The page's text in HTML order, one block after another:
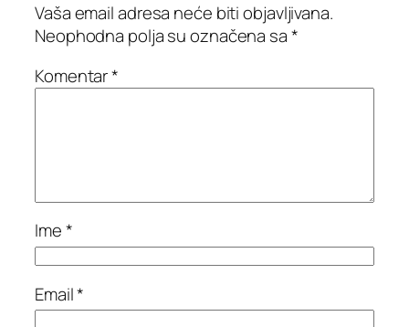
Vaša email adresa neće biti objavljivana.
Neophodna polja su označena sa*
Komentar*
Ime*
Email*